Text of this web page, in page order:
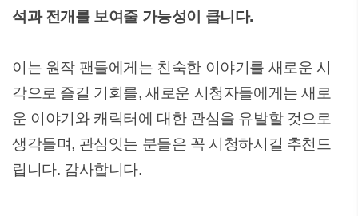
석과 전개를 보여줄 가능성이 큽니다.
이는 원작 팬들에게는 친숙한 이야기를 새로운 시
각으로 즐길 기회를, 새로운 시청자들에게는 새로
운 이야기와 캐릭터에 대한 관심을 유발할 것으로
생각들며, 관심잇는 분들은 꼭 시청하시길 추천드
립니다. 감사합니다.